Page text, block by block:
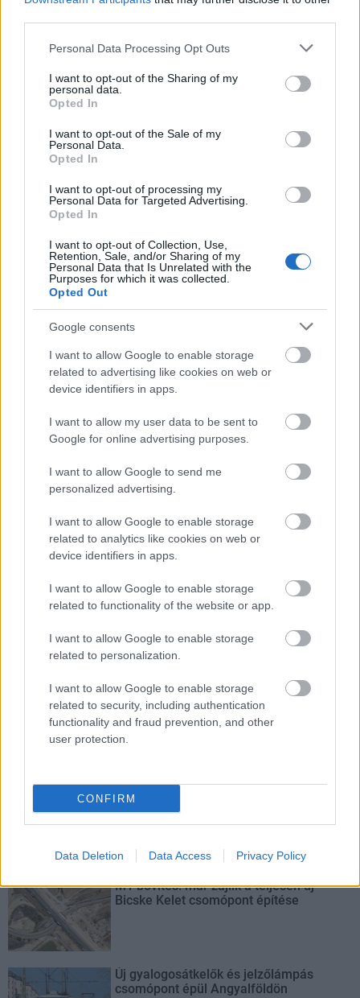
Please note that this website/app uses one or more Google
not limited to your visit or usage behaviour. You may click to
grant or deny consent to Google and its third-party tags to
use your data for below specified purposes in below Google
consent section.
Personal Data Processing Opt Outs
I want to opt-out of the Sharing of my
personal data.
Opted In
I want to opt-out of the Sale of my
Personal Data.
Opted In
I want to opt-out of processing my
Personal Data for Targeted Advertising.
Opted In
I want to opt-out of Collection, Use,
Retention, Sale, and/or Sharing of my
Personal Data that Is Unrelated with the
Purposes for which it was collected.
Opted Out
Google consents
I want to allow Google to enable storage
related to advertising like cookies on web or
device identifiers in apps.
I want to allow my user data to be sent to
Google for online advertising purposes.
I want to allow Google to send me
personalized advertising.
I want to allow Google to enable storage
related to analytics like cookies on web or
device identifiers in apps.
I want to allow Google to enable storage
related to functionality of the website or app.
I want to allow Google to enable storage
related to personalization.
I want to allow Google to enable storage
related to security, including authentication
functionality and fraud prevention, and other
user protection.
CONFIRM
Data Deletion Data Access Privacy Policy
Másfélszeresére bővítik Hódmezővásárhely jó hírű
református iskoláját
A Szőnyi Benjámin Általános Iskola fejlesztését a FERROÉP
kivitelezheti; a munkák csaknem egy évig tartanak majd.
közelében lévő logisztikai bázis út- és
közműhálózatának fejlesztése
mérföldköve a felülvizsgálat
árnyékában?
műemlék műemlékfelújítás
megújul a tatai Angolkert
A projekt részeként megújulnak a területen található
műemlékek, köztük a különleges Műromok, valamint a közeli
Várkanyarban álló Nepomuki Szent János híd és szobor is.
M1 bővítés: már zajlik a teljesen új
Bicske Kelet csomópont építése
Új gyalogosátkelők és jelzőlámpás
csomópont épül Angyalföldön